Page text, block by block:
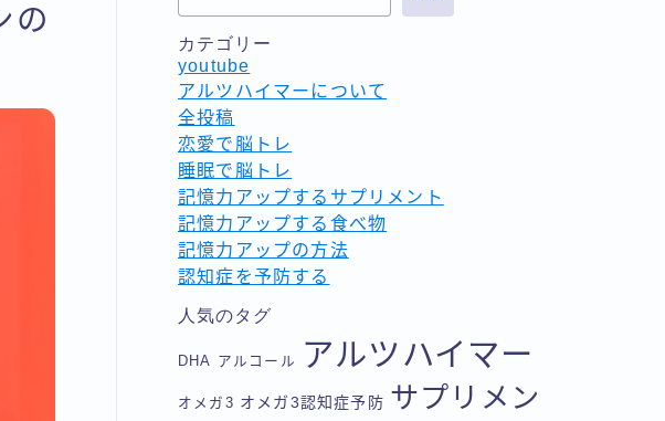
の
カテゴリー
youtube
アルツハイマーについて
全投稿
恋愛で脳トレ
睡眠で脳トレ
記憶力アップするサプリメント
記憶力アップする食べ物
記憶力アップの方法
認知症を予防する
人気のタグ
DHA アルコール アルツハイマー
オメガ3 オメガ3認知症予防 サプリメン